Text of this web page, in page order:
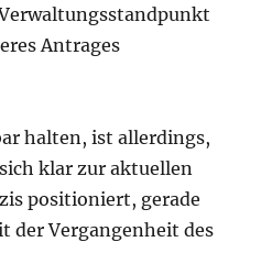
Antrages
halten, ist allerdings,
klar zur aktuellen
positioniert, gerade
der Vergangenheit des